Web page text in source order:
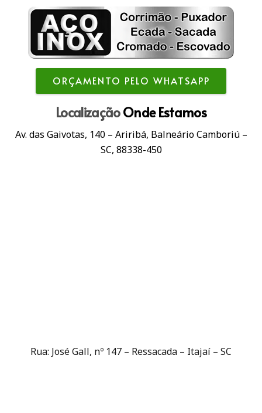
ORÇAMENTO PELO WHATSAPP
LocalizaçãoOnde Estamos
Av. das Gaivotas, 140 – Ariribá, Balneário Camboriú –
SC, 88338-450
Rua: José Gall, nº 147 – Ressacada – Itajaí – SC